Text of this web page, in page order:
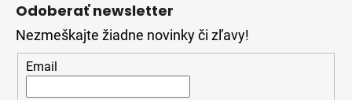
Odoberať newsletter
Nezmeškajte žiadne novinky či zľavy!
Email